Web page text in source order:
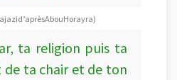
d’après Abou Horayra)
ta religion puis ta
de ta chair et de ton